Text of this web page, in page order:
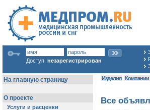
Доступ: незарегистрирован
Изделия Компании
Все